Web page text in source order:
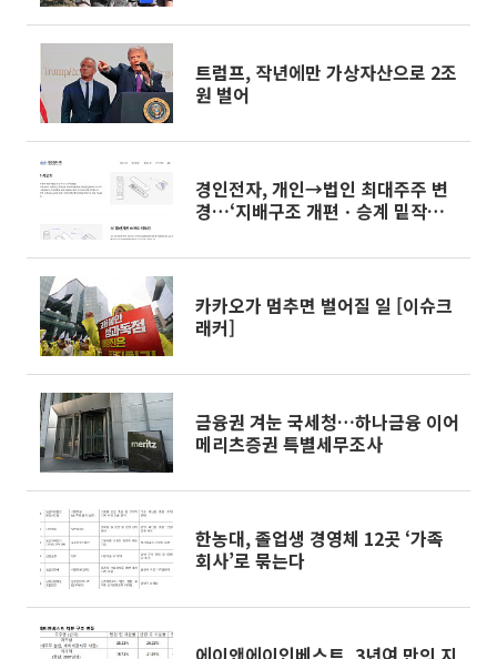
트럼프, 작년에만 가상자산으로 2조
원 벌어
경인전자, 개인→법인 최대주주 변
경…‘지배구조 개편ㆍ승계 밑작업’
카카오가 멈추면 벌어질 일 [이슈크
래커]
금융권 겨눈 국세청…하나금융 이어
메리츠증권 특별세무조사
한농대, 졸업생 경영체 12곳 ‘가족
회사’로 묶는다